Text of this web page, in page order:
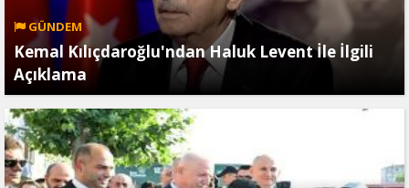
GÜNDEM
Kemal Kılıçdaroğlu'ndan Haluk Levent İle İlgili
Açıklama